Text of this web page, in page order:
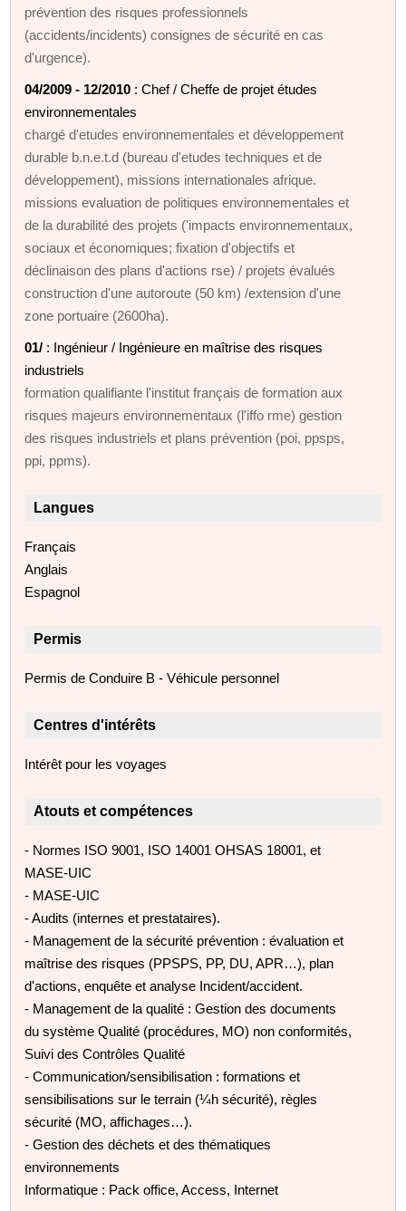
prévention des risques professionnels
(accidents/incidents) consignes de sécurité en cas
d'urgence).
04/2009 - 12/2010 : Chef / Cheffe de projet études
environnementales
chargé d'etudes environnementales et développement
durable b.n.e.t.d (bureau d'etudes techniques et de
développement), missions internationales afrique.
missions evaluation de politiques environnementales et
de la durabilité des projets ('impacts environnementaux,
sociaux et économiques; fixation d'objectifs et
déclinaison des plans d'actions rse) / projets évalués
construction d'une autoroute (50 km) /extension d'une
zone portuaire (2600ha).
01/ : Ingénieur / Ingénieure en maîtrise des risques
industriels
formation qualifiante l'institut français de formation aux
risques majeurs environnementaux (l'iffo rme) gestion
des risques industriels et plans prévention (poi, ppsps,
ppi, ppms).
Langues
Français
Anglais
Espagnol
Permis
Permis de Conduire B - Véhicule personnel
Centres d'intérêts
Intérêt pour les voyages
Atouts et compétences
- Normes ISO 9001, ISO 14001 OHSAS 18001, et
MASE-UIC
- MASE-UIC
- Audits (internes et prestataires).
- Management de la sécurité prévention : évaluation et
maîtrise des risques (PPSPS, PP, DU, APR…), plan
d'actions, enquête et analyse Incident/accident.
- Management de la qualité : Gestion des documents
du système Qualité (procédures, MO) non conformités,
Suivi des Contrôles Qualité
- Communication/sensibilisation : formations et
sensibilisations sur le terrain (¼h sécurité), règles
sécurité (MO, affichages…).
- Gestion des déchets et des thématiques
environnements
Informatique : Pack office, Access, Internet